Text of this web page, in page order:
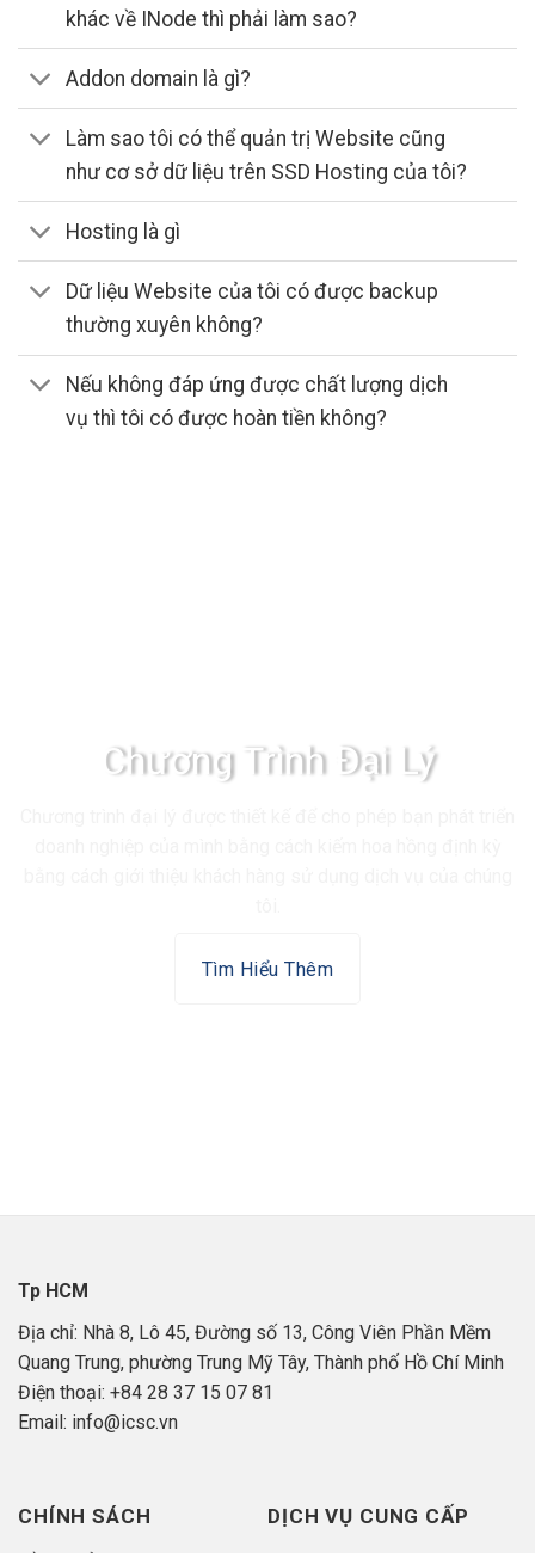
khác về INode thì phải làm sao?
Addon domain là gì?
Làm sao tôi có thể quản trị Website cũng
như cơ sở dữ liệu trên SSD Hosting của tôi?
Hosting là gì
Dữ liệu Website của tôi có được backup
thường xuyên không?
Nếu không đáp ứng được chất lượng dịch
vụ thì tôi có được hoàn tiền không?
Chương Trình Đại Lý
Tìm Hiểu Thêm
Tp HCM
Địa chỉ: Nhà 8, Lô 45, Đường số 13, Công Viên Phần Mềm
Quang Trung, phường Trung Mỹ Tây, Thành phố Hồ Chí Minh
Điện thoại: +84 28 37 15 07 81
Email: info@icsc.vn
CHÍNH SÁCH DỊCH VỤ CUNG CẤP